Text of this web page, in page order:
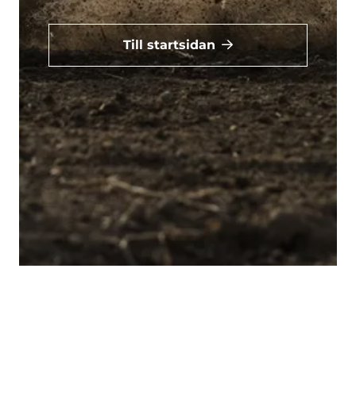
Till startsidan